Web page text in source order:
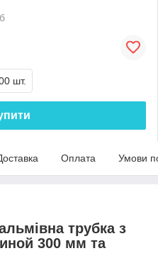
шт.
Оплата Умови
трубка з
300 мм та